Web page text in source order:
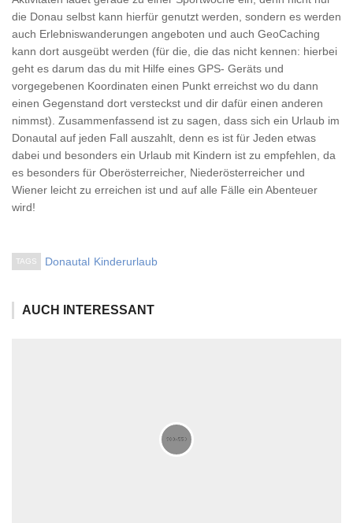
die Donau selbst kann hierfür genutzt werden, sondern es werden
auch Erlebniswanderungen angeboten und auch GeoCaching
kann dort ausgeübt werden (für die, die das nicht kennen: hierbei
geht es darum das du mit Hilfe eines GPS- Geräts und
vorgegebenen Koordinaten einen Punkt erreichst wo du dann
einen Gegenstand dort versteckst und dir dafür einen anderen
nimmst). Zusammenfassend ist zu sagen, dass sich ein Urlaub im
Donautal auf jeden Fall auszahlt, denn es ist für Jeden etwas
dabei und besonders ein Urlaub mit Kindern ist zu empfehlen, da
es besonders für Oberösterreicher, Niederösterreicher und
Wiener leicht zu erreichen ist und auf alle Fälle ein Abenteuer
wird!
TAGS Donautal Kinderurlaub
AUCH INTERESSANT